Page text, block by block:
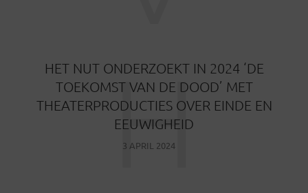
HET NUT ONDERZOEKT IN 2024 ‘DE
TOEKOMST VAN DE DOOD’ MET
THEATERPRODUCTIES OVER EINDE EN
EEUWIGHEID
3 APRIL 2024
H